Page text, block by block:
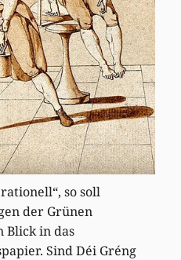
so soll
der Grünen
Blick in das
Sind Déi Gréng